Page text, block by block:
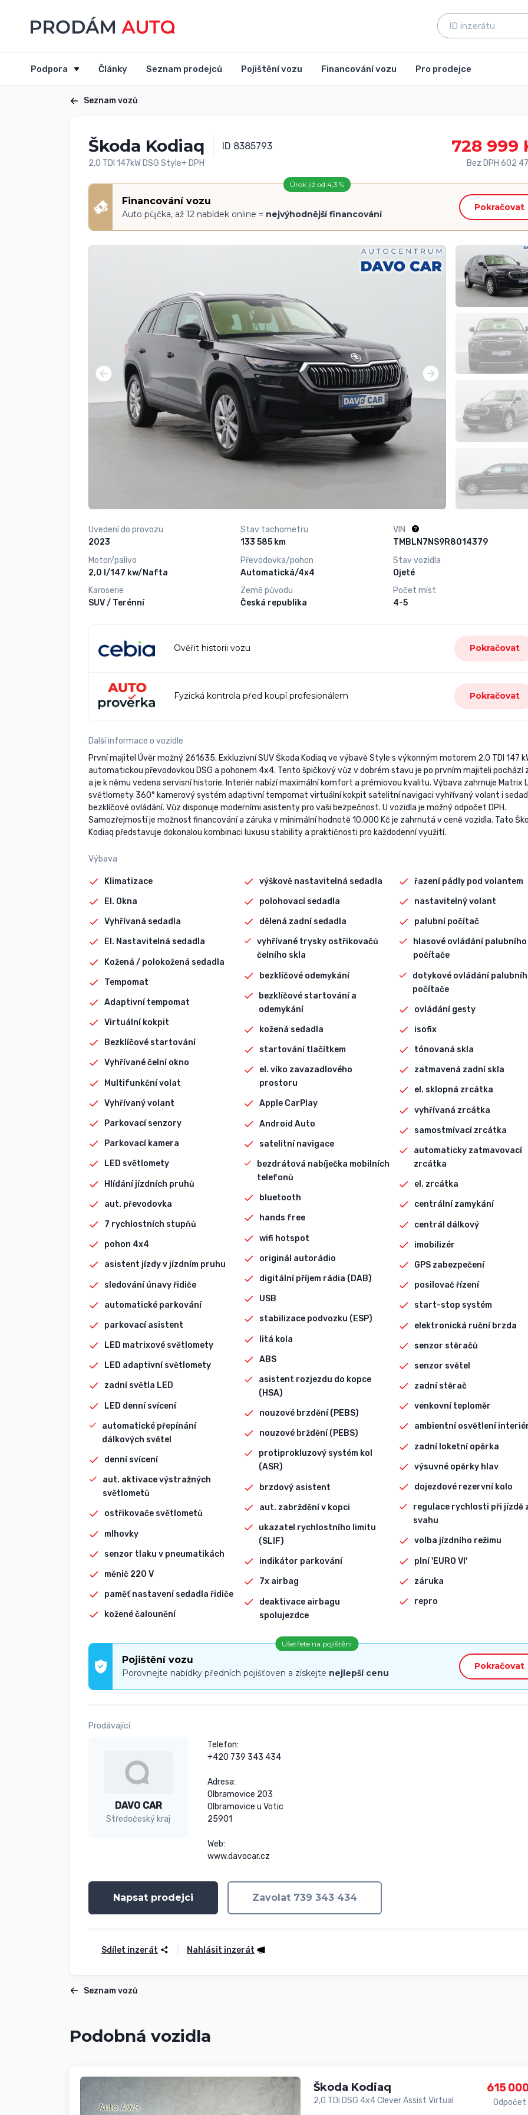
Podpora Články Seznam prodejců Pojištění vozu Financování vozu Pro prodejce
Seznam vozů
Škoda Kodiaq ID 8385793
2,0 TDI 147kW DSG Style+ DPH
728 999
Bez DPH 602
Úrok již od 4,3 %
Financování vozu
Auto půjčka, až 12 nabídek online = nejvýhodnější financování
Pokračovat
Uvedení do provozu
2023
Motor/palivo
2,0 l/147 kw/Nafta
Karoserie
SUV / Terénní
Stav tachometru
133 585 km
Převodovka/pohon
Automatická/4x4
Země původu
Česká republika
VIN
TMBLN7NS9R8014379
Stav vozidla
Ojeté
Počet míst
4-5
Ověřit historii vozu Pokračovat
Fyzická kontrola před koupí profesionálem Pokračovat
Další informace o vozidle
První majitel Úvěr možný 261635. Exkluzivní SUV Škoda Kodiaq ve výbavě Style s výkonným motorem 2.0 TDI 147
automatickou převodovkou DSG a pohonem 4x4. Tento špičkový vůz v dobrém stavu je po prvním majiteli pochází
a je k němu vedena servisní historie. Interiér nabízí maximální komfort a prémiovou kvalitu. Výbava zahrnuje Matrix
světlomety 360° kamerový systém adaptivní tempomat virtuální kokpit satelitní navigaci vyhřívaný volant i
bezklíčové ovládání. Vůz disponuje moderními asistenty pro vaši bezpečnost. U vozidla je možný odpočet DPH.
Samozřejmostí je možnost financování a záruka v minimální hodnotě 10.000 Kč je zahrnutá v ceně vozidla. Tato
Kodiaq představuje dokonalou kombinaci luxusu stability a praktičnosti pro každodenní využití.
Výbava
Klimatizace
El. Okna
Vyhřívaná sedadla
El. Nastavitelná sedadla
Kožená / polokožená sedadla
Tempomat
Adaptivní tempomat
Virtuální kokpit
Bezklíčové startování
Vyhřívané čelní okno
Multifunkční volat
Vyhřívaný volant
Parkovací senzory
Parkovací kamera
LED světlomety
Hlídání jízdních pruhů
aut. převodovka
7 rychlostních stupňů
pohon 4x4
asistent jízdy v jízdním pruhu
sledování únavy řidiče
automatické parkování
parkovací asistent
LED matrixové světlomety
LED adaptivní světlomety
zadní světla LED
LED denní svícení
automatické přepínání
dálkových světel
denní svícení
aut. aktivace výstražných
světlometů
ostřikovače světlometů
mlhovky
senzor tlaku v pneumatikách
měnič 220 V
paměť nastavení sedadla řidiče
kožené čalounění
výškově nastavitelná sedadla
polohovací sedadla
dělená zadní sedadla
vyhřívané trysky ostřikovačů
čelního skla
bezklíčové odemykání
bezklíčové startování a
odemykání
kožená sedadla
startování tlačítkem
el. víko zavazadlového
prostoru
Apple CarPlay
Android Auto
satelitní navigace
bezdrátová nabíječka mobilních
telefonů
bluetooth
hands free
wifi hotspot
originál autorádio
digitální příjem rádia (DAB)
USB
stabilizace podvozku (ESP)
litá kola
ABS
asistent rozjezdu do kopce
(HSA)
nouzové brzdění (PEBS)
nouzové brždění (PEBS)
protiprokluzový systém kol
(ASR)
brzdový asistent
aut. zabrždění v kopci
ukazatel rychlostního limitu
(SLIF)
indikátor parkování
7x airbag
deaktivace airbagu
spolujezdce
řazení pádly pod volantem
nastavitelný volant
palubní počítač
hlasové ovládání palubního
počítače
dotykové ovládání
počítače
ovládání gesty
isofix
tónovaná skla
zatmavená zadní skla
el. sklopná zrcátka
vyhřívaná zrcátka
samostmívací zrcátka
automaticky zatmavovací
zrcátka
el. zrcátka
centrální zamykání
centrál dálkový
imobilizér
GPS zabezpečení
posilovač řízení
start-stop systém
elektronická ruční brzda
senzor stěračů
senzor světel
zadní stěrač
venkovní teploměr
ambientní osvětlení
zadní loketní opěrka
výsuvné opěrky hlav
dojezdové rezervní kolo
regulace rychlosti při jízdě
svahu
volba jízdního režimu
plní 'EURO VI'
záruka
repro
Ušetřete na pojištění
Pojištění vozu
Porovnejte nabídky předních pojišťoven a získejte nejlepší cenu
Pokračovat
Prodávající
DAVO CAR
Středočeský kraj
Telefon:
+420 739 343 434
Adresa:
Olbramovice 203
Olbramovice u Votic
25901
Web:
www.davocar.cz
Napsat prodejci Zavolat 739 343 434
Sdílet inzerát Nahlásit inzerát
Seznam vozů
Podobná vozidla
Škoda Kodiaq
2,0 TDi DSG 4x4 Clever Assist Virtual
615
Odpočet